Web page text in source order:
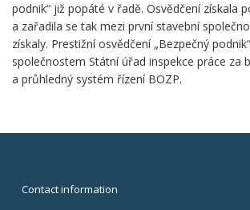
podnik“ již popáté v řadě. Osvědčení získala
a zařadila se tak mezi první stavební
získaly. Prestižní osvědčení „Bezpečný
společnostem Státní úřad inspekce práce za
a průhledný systém řízení BOZP.
Contact information